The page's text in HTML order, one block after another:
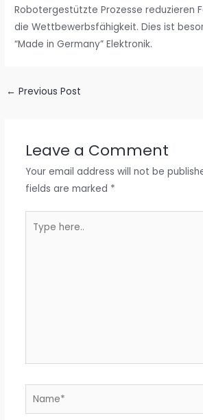
Robotergestützte Prozesse reduzieren
die Wettbewerbsfähigkeit. Dies ist
“Made in Germany” Elektronik.
← Previous Post
Leave a Comment
Your email address will not be
fields are marked *
here..
Name*